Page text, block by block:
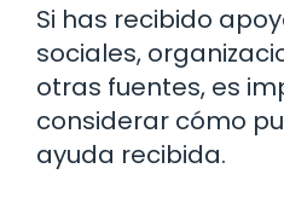
Si has recibido
sociales,
otras fuentes, es
considerar cómo
ayuda recibida.